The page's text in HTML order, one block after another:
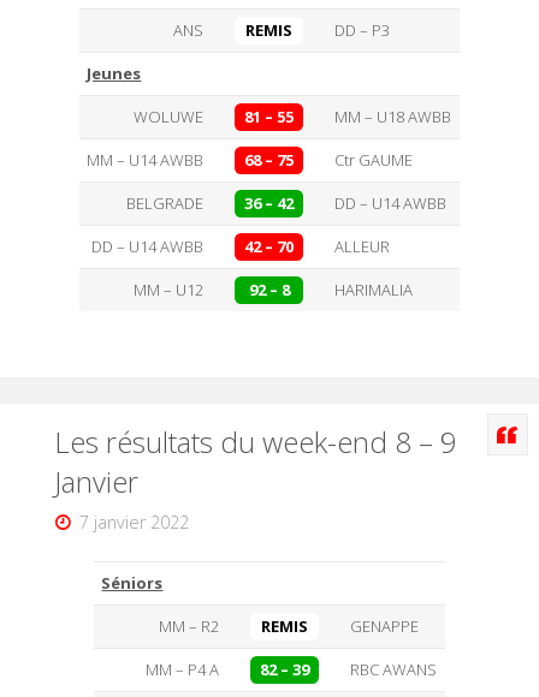
ANS
REMIS
DD – P3
Jeunes
WOLUWE
81 – 55
MM – U18 AWBB
MM – U14 AWBB
68 – 75
Ctr GAUME
BELGRADE
36 – 42
DD – U14 AWBB
DD – U14 AWBB
42 – 70
ALLEUR
MM – U12
92 – 8 HARIMALIA
Les résultats du week-end 8 – 9
Janvier
7 janvier 2022
Séniors
MM – R2
REMIS
GENAPPE
MM – P4 A
82 – 39
RBC AWANS